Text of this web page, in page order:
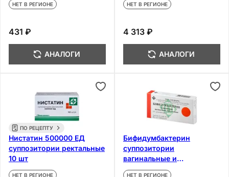
НЕТ В РЕГИОНЕ
431 ₽
АНАЛОГИ
НЕТ В РЕГИОНЕ
4 313 ₽
АНАЛОГИ
ПО РЕЦЕПТУ
Нистатин 500000 ЕД
суппозитории ректальные
10 шт
НЕТ В РЕГИОНЕ
Бифидумбактерин
суппозитории
вагинальные и
ректальные 10 шт
НЕТ В РЕГИОНЕ